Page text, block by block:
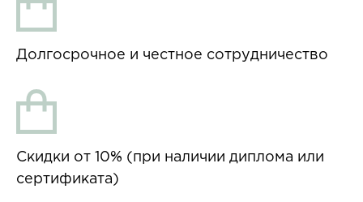
Долгосрочное и честное сотрудничество
Скидки от 10% (при наличии диплома или
сертификата)